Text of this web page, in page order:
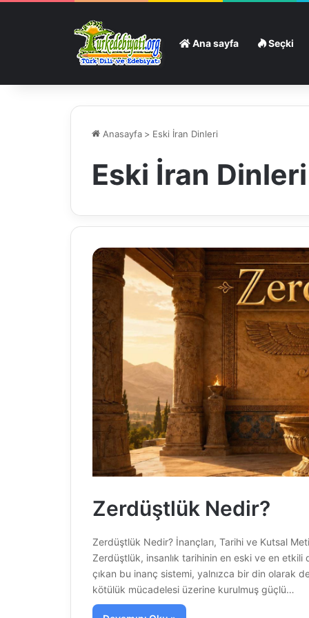
Ana sayfa Seçki
Anasayfa > Eski İran Dinleri
Eski İran Dinleri
Zerdüştlük Nedir?
Zerdüştlük Nedir? İnançları, Tarihi ve Kutsal
Zerdüştlük, insanlık tarihinin en eski ve en
çıkan bu inanç sistemi, yalnızca bir din olarak
kötülük mücadelesi üzerine kurulmuş güçlü…